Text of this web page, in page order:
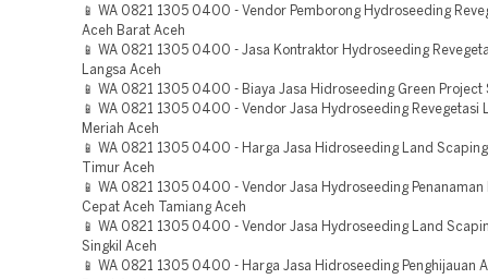
📱 WA 0821 1305 0400 - Vendor Pemborong Hydroseeding
Aceh Barat Aceh
📱 WA 0821 1305 0400 - Jasa Kontraktor Hydroseeding
Langsa Aceh
📱 WA 0821 1305 0400 - Biaya Jasa Hidroseeding Green Project
📱 WA 0821 1305 0400 - Vendor Jasa Hydroseeding Revegetasi
Meriah Aceh
📱 WA 0821 1305 0400 - Harga Jasa Hidroseeding Land
Timur Aceh
📱 WA 0821 1305 0400 - Vendor Jasa Hydroseeding Penanaman
Cepat Aceh Tamiang Aceh
📱 WA 0821 1305 0400 - Vendor Jasa Hydroseeding Land
Singkil Aceh
📱 WA 0821 1305 0400 - Harga Jasa Hidroseeding Penghijauan